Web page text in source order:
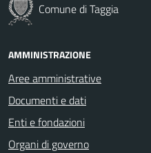
Comune di Taggia
AMMINISTRAZIONE
Aree amministrative
Documenti e dati
Enti e fondazioni
Organi di governo